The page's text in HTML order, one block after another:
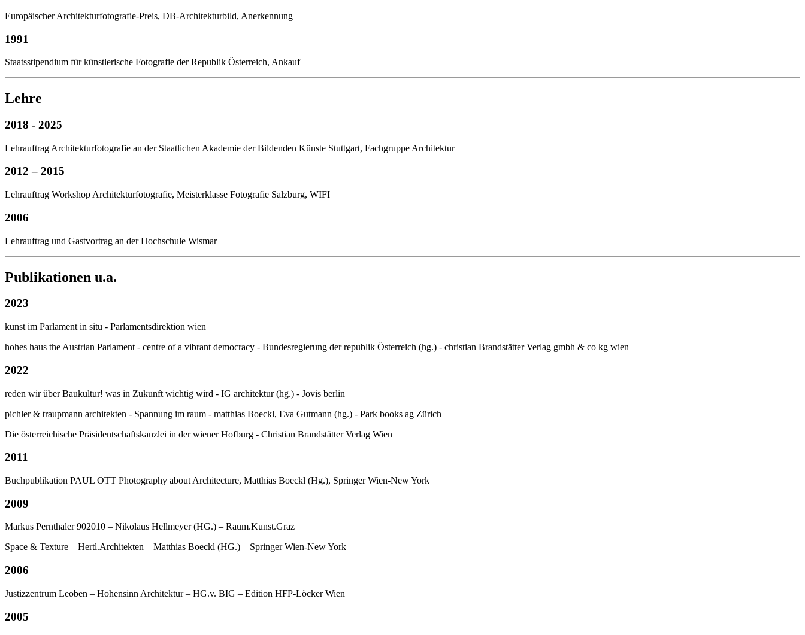
Europäischer Architekturfotografie-Preis, DB-Architekturbild, Anerkennung
1991
Staatsstipendium für künstlerische Fotografie der Republik Österreich, Ankauf
Lehre
2018 - 2025
Lehrauftrag Architekturfotografie an der Staatlichen Akademie der Bildenden Künste Stuttgart, Fachgruppe Architektur
2012 – 2015
Lehrauftrag Workshop Architekturfotografie, Meisterklasse Fotografie Salzburg, WIFI
2006
Lehrauftrag und Gastvortrag an der Hochschule Wismar
Publikationen u.a.
2023
kunst im Parlament in situ - Parlamentsdirektion wien
hohes haus the Austrian Parlament - centre of a vibrant democracy - Bundesregierung der republik Österreich (hg.) - christian Brandstätter Verlag gmbh & co kg wien
2022
reden wir über Baukultur! was in Zukunft wichtig wird - IG architektur (hg.) - Jovis berlin
pichler & traupmann architekten - Spannung im raum - matthias Boeckl, Eva Gutmann (hg.) - Park books ag Zürich
Die österreichische Präsidentschaftskanzlei in der wiener Hofburg - Christian Brandstätter Verlag Wien
2011
Buchpublikation PAUL OTT Photography about Architecture, Matthias Boeckl (Hg.), Springer Wien-New York
2009
Markus Pernthaler 902010 – Nikolaus Hellmeyer (HG.) – Raum.Kunst.Graz
Space & Texture – Hertl.Architekten – Matthias Boeckl (HG.) – Springer Wien-New York
2006
Justizzentrum Leoben – Hohensinn Architektur – HG.v. BIG – Edition HFP-Löcker Wien
2005